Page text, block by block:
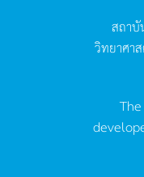
สถาบั
วิทยาศา